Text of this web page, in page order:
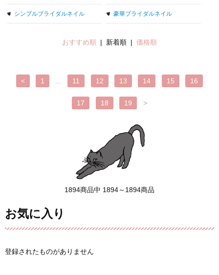
シンプルブライダルネイル 豪華ブライダルネイル
おすすめ順 | 新着順 | 価格順
< 1 11 12 13 14 15 16
17 18 19 >
1894商品中 1894～1894商品
お気に入り
登録されたものがありません